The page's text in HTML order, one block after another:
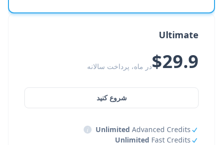
Ultimate
$29.9در ماه، پرداخت سالانه
شروع کنید
Unlimited Advanced Credits
i
Unlimited Fast Credits